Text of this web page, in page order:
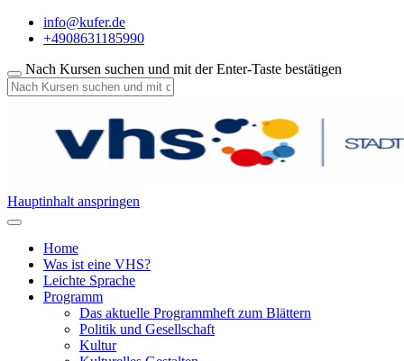
info@kufer.de
+4908631185990
Nach Kursen suchen und mit der Enter-Taste bestätigen
Hauptinhalt anspringen
Home
Was ist eine VHS?
Leichte Sprache
Programm
Das aktuelle Programmheft zum Blättern
Politik und Gesellschaft
Kultur